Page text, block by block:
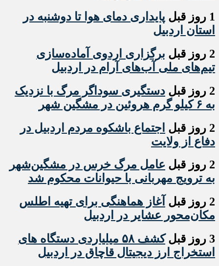
1 روز قبل
پایداری دمای هوا تا دوشنبه در
استان اردبیل
2 روز قبل
برگزاری اردوی آماده‌سازی
تیم‌های ملی آب‌های آرام در اردبیل
2 روز قبل
دستگیری سوداگر مرگ با نزدیک
به ۶ کیلو گرم هروئین در مشگین شهر
2 روز قبل
اجتماع باشکوه مردم اردبیل در
دفاع از ولایت
2 روز قبل
عامل مرگ خرس در مشگین‌شهر
به ترویج مهربانی با حیوانات محکوم شد
2 روز قبل
آغاز هماهنگی برای تهیه اطلس
مکان‌محور عشایر در اردبیل
3 روز قبل
کشف ۵۸ میلیاردی دستگاه های
استخراج ارز دیجیتال قاچاق در اردبیل